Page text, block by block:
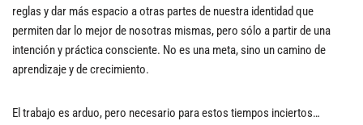
reglas y dar más espacio a otras partes de nuestra identidad que
permiten dar lo mejor de nosotras mismas, pero sólo a partir de una
intención y práctica consciente. No es una meta, sino un camino de
aprendizaje y de crecimiento.
El trabajo es arduo, pero necesario para estos tiempos inciertos…